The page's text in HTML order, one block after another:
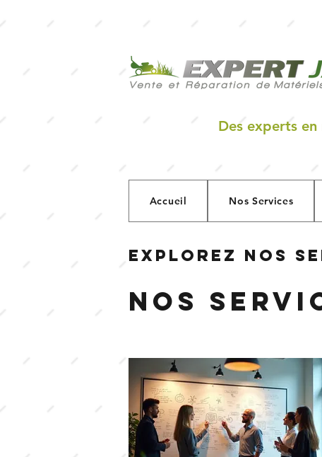
Des experts
Accueil Nos Services
Explorez nos
Nos